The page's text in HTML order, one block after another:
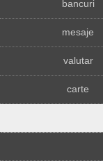
bancuri
mesaje
valutar
carte